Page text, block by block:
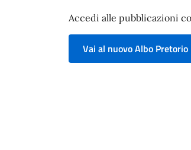
Accedi alle pubblicazioni
Vai al nuovo Albo Pretorio